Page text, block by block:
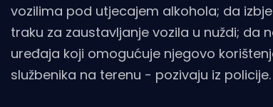
vozilima pod utjecajem alkohola; da
traku za zaustavljanje vozila u nuždi; da
uređaja koji omogućuje njegovo
službenika na terenu - pozivaju iz policije.